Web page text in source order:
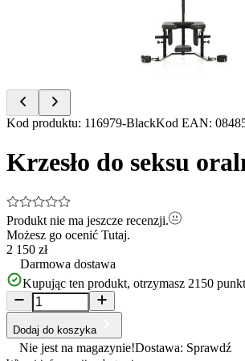
Item
of
28
Kod produktu: 116979-BlackKod EAN:
Krzesło do seksu
Produkt nie ma jeszcze recenzji.
Możesz go ocenić Tutaj.
2 150 zł
Darmowa dostawa
Kupując ten produkt, otrzymasz 2150
Dodaj do koszyka
Nie jest na magazynie!Dostawa: Sprawdź